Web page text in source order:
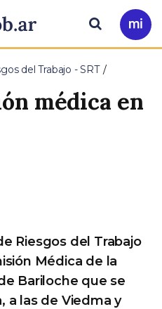
Ir
a
Buscar
del Trabajo - SRT
médica en
Riesgos del Trabajo
Médica de la
Bariloche que se
a las de Viedma y